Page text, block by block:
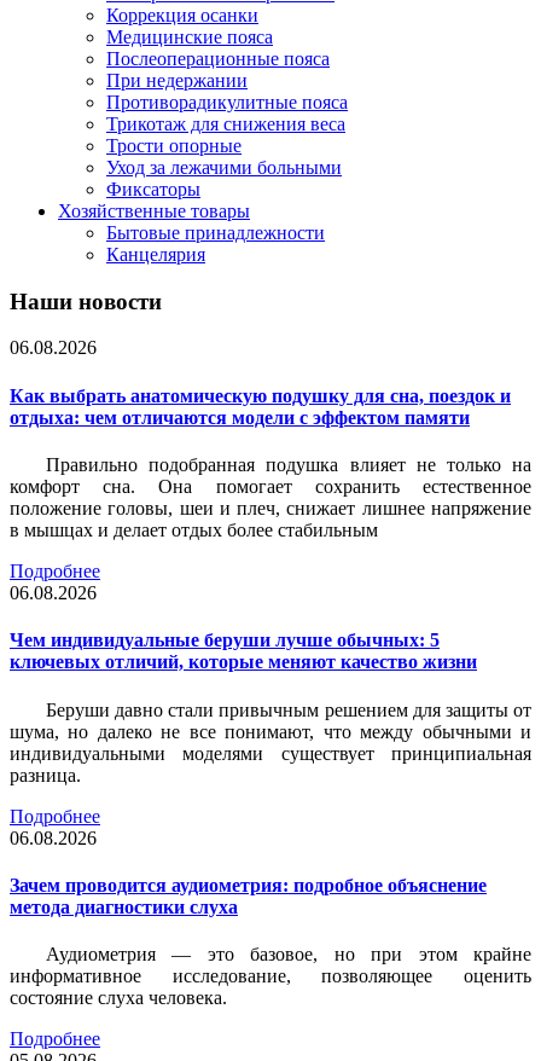
Коррекция осанки
Медицинские пояса
Послеоперационные пояса
При недержании
Противорадикулитные пояса
Трикотаж для снижения веса
Трости опорные
Уход за лежачими больными
Фиксаторы
Хозяйственные товары
Бытовые принадлежности
Канцелярия
Наши новости
06.08.2026
Как выбрать анатомическую подушку для сна, поездок и
отдыха: чем отличаются модели с эффектом памяти
Правильно подобранная подушка влияет не только на
комфорт сна. Она помогает сохранить естественное
положение головы, шеи и плеч, снижает лишнее напряжение
в мышцах и делает отдых более стабильным
Подробнее
06.08.2026
Чем индивидуальные беруши лучше обычных: 5
ключевых отличий, которые меняют качество жизни
Беруши давно стали привычным решением для защиты от
шума, но далеко не все понимают, что между обычными и
индивидуальными моделями существует принципиальная
разница.
Подробнее
06.08.2026
Зачем проводится аудиометрия: подробное объяснение
метода диагностики слуха
Аудиометрия — это базовое, но при этом крайне
информативное исследование, позволяющее оценить
состояние слуха человека.
Подробнее